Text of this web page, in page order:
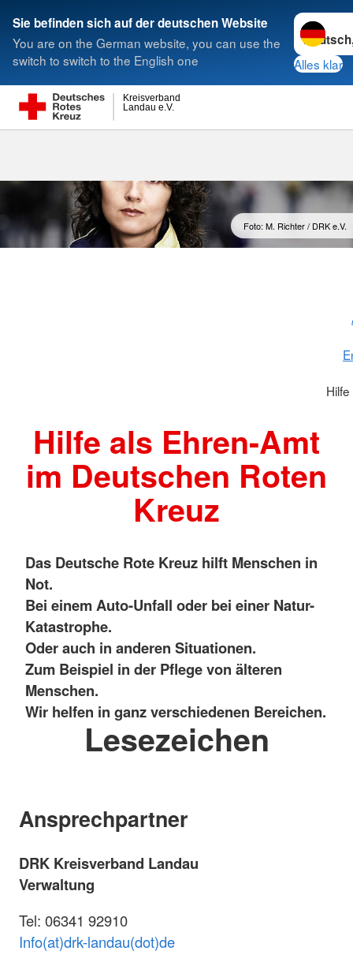
Sie befinden sich auf der deutschen Website
You are on the German website, you can use the
switch to switch to the English one
Sprache
Alles klar
Landau e.V.
Kreisverband
Suche
Foto: M. Richter / DRK e.V.
Hilfe als Ehren-Amt
im Deutschen Roten
Kreuz
Das Deutsche Rote Kreuz hilft Menschen in
Not.
Bei einem Auto-Unfall oder bei einer Natur-
Katastrophe.
Oder auch in anderen Situationen.
Zum Beispiel in der Pflege von älteren
Menschen.
Wir helfen in ganz verschiedenen Bereichen.
Lesezeichen
Ansprechpartner
DRK Kreisverband Landau
Verwaltung
Tel: 06341 92910
Info(at)drk-landau(dot)de